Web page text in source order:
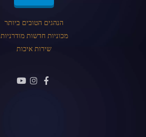
הנהגים הטובים ביותר
מכוניות חדשות מודרניות
שירות איכות